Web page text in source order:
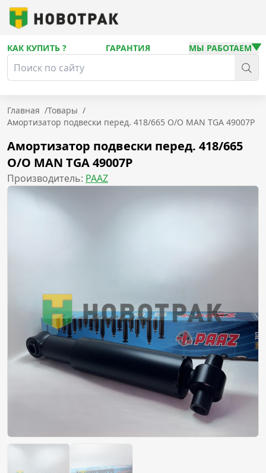
КАК КУПИТЬ ? ГАРАНТИЯ МЫ РАБОТАЕМ
Главная /Товары /
Амортизатор подвески перед. 418/665 O/O MAN TGA 49007P
Амортизатор подвески перед. 418/665
O/O MAN TGA 49007P
Производитель: PAAZ